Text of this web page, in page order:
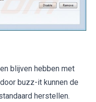
blijven hebben met
buzz-it kunnen de
herstellen.